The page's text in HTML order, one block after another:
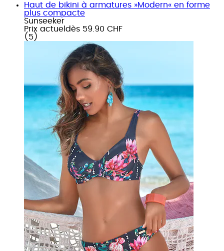
Haut de bikini à armatures »Modern« en forme
plus compacte
Sunseeker
Prix actuel dès 59.90 CHF
( 5 )